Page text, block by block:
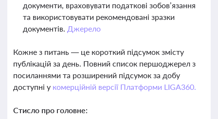
документи, враховувати податкові зобов’язання
та використовувати рекомендовані зразки
документів. Джерело
Кожне з питань — це короткий підсумок змісту
публікацій за день. Повний список першоджерел з
посиланнями та розширений підсумок за добу
доступні у комерційній версії Платформи LIGA360.
Стисло про головне: